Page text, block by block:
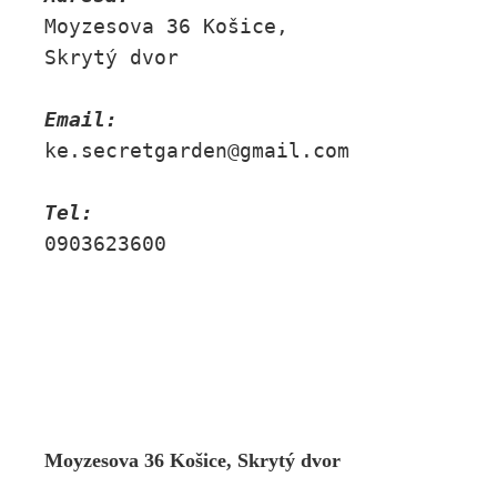
Moyzesova 36 Košice,
Skrytý dvor
Email:
ke.secretgarden@gmail.com
Tel:
0903623600
Moyzesova 36 Košice, Skrytý dvor